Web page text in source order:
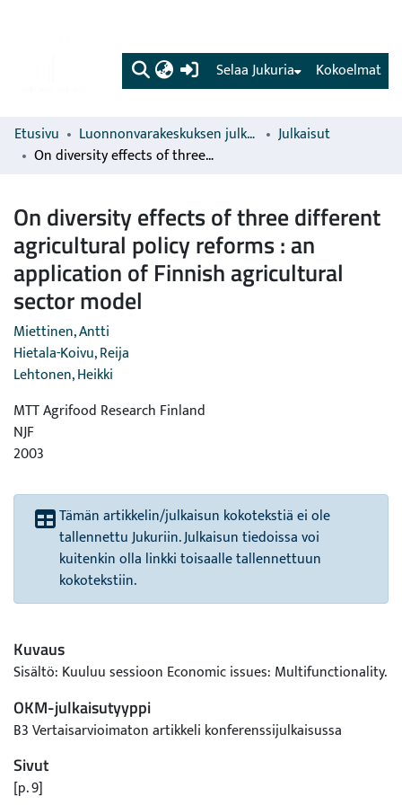
(current) Kokoelmat
Selaa Jukuria
Etusivu Luonnonvarakeskuksen julkaisut
Julkaisut
On diversity effects of three different agricultural policy reforms : an application of Finnish agricultural sector model
On diversity effects of three different
agricultural policy reforms : an
application of Finnish agricultural
sector model
Miettinen, Antti
Hietala-Koivu, Reija
Lehtonen, Heikki
MTT Agrifood Research Finland
NJF
2003
Tämän artikkelin/julkaisun kokotekstiä ei ole
tallennettu Jukuriin. Julkaisun tiedoissa voi
kuitenkin olla linkki toisaalle tallennettuun
kokotekstiin.
Kuvaus
Sisältö: Kuuluu sessioon Economic issues: Multifunctionality.
OKM-julkaisutyyppi
B3 Vertaisarvioimaton artikkeli konferenssijulkaisussa
Sivut
[p. 9]